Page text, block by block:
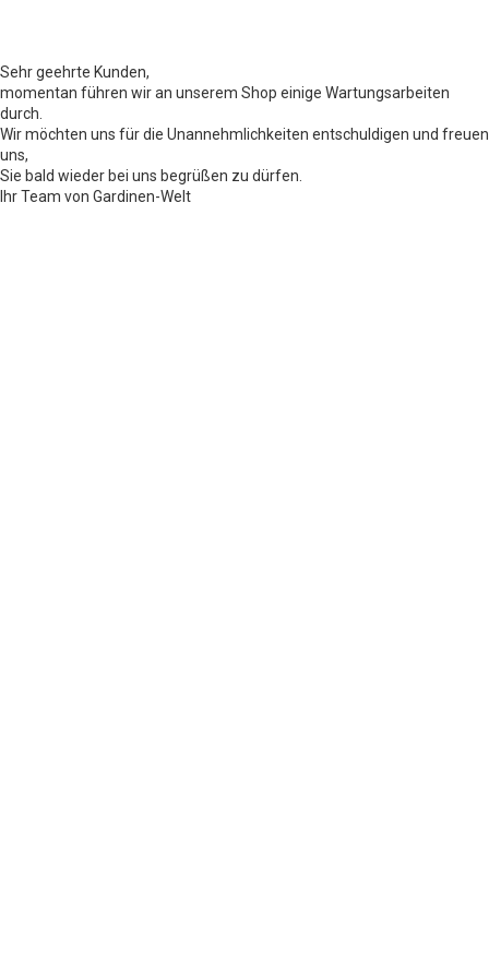
Sehr geehrte Kunden,
momentan führen wir an unserem Shop einige Wartungsarbeiten
durch.
Wir möchten uns für die Unannehmlichkeiten entschuldigen und freuen
uns,
Sie bald wieder bei uns begrüßen zu dürfen.
Ihr Team von Gardinen-Welt